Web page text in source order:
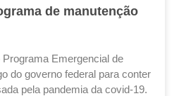
de manutenção
Emergencial de
do governo federal para conter
pela pandemia da covid-19.